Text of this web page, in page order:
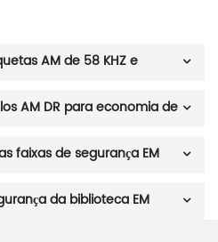
AM de 58 KHZ e
AM DR para economia de
faixas de segurança EM
da biblioteca EM